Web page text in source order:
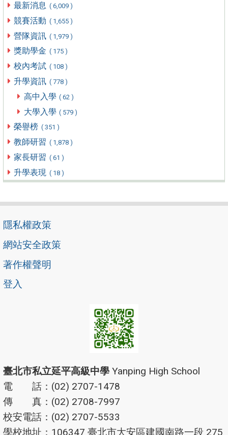
最新消息 ( 6,009 )
競賽活動 ( 1,655 )
營隊資訊 ( 1,979 )
獎助學金 ( 175 )
校內考試 ( 108 )
升學資訊 ( 778 )
高中入學 ( 62 )
大學入學 ( 579 )
榮譽榜 ( 351 )
教師研習 ( 1,878 )
家長研習 ( 61 )
升學表現 ( 18 )
隱私權政策
網站安全政策
著作權聲明
登入
臺北市私立延平高級中學 Yanping High School
電 話：(02) 2707-1478
傳 真：(02) 2708-7997
校安電話：(02) 2707-5533
學校地址：106347 臺北市大安區建國南路一段 275